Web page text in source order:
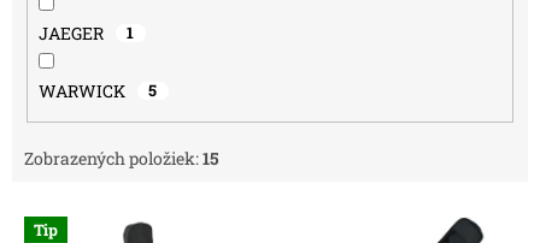
JAEGER 1
WARWICK 5
Zobrazených položiek:15
V Tip